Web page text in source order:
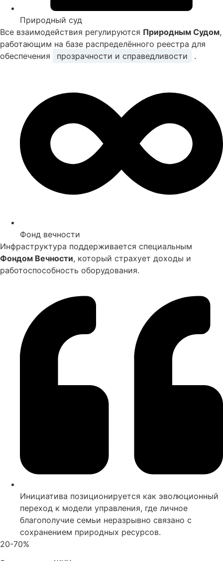
Природный суд
Все взаимодействия регулируются Природным Судом,
работающим на базе распределённого реестра для
обеспечения
прозрачности и справедливости .
Фонд вечности
Инфраструктура поддерживается специальным
Фондом Вечности, который страхует доходы и
работоспособность оборудования.
Инициатива позиционируется как эволюционный
переход к модели управления, где личное
благополучие семьи неразрывно связано с
сохранением природных ресурсов.
20-70%